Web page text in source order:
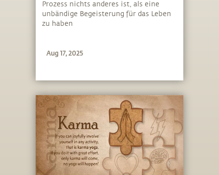
Prozess nichts anderes ist, als eine
unbändige Begeisterung für das Leben
zu haben
Aug 17, 2025